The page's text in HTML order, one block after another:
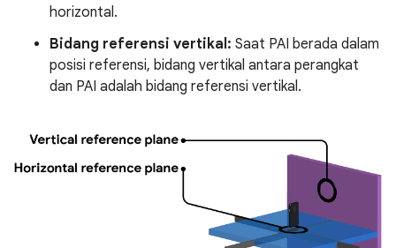
horizontal.
Bidang referensi vertikal: Saat PAI berada dalam
posisi referensi, bidang vertikal antara perangkat
dan PAI adalah bidang referensi vertikal.